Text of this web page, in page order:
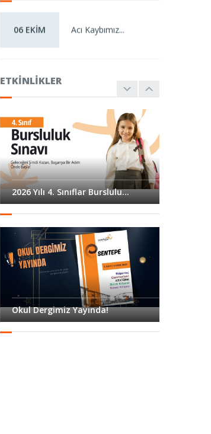
06 EKİM Acı Kaybımız...
spor bayramı...
09 EKİM
"AH ŞU
BÜYÜKLER" adlı
tiyatro oyunumuza
davetlisin...
12 EKİM
23 Nisan Ulusal
Egemenlik ve
Çocuk Bayramı
11 EKİM
Prof Dr. Doğan
CÜCELOĞLU ile
"Aile Üstüne Bir
Sohb...
17 EKİM
Çanakkale Zaferi
Anma
Programımıza
ETKINLIKLER
2026 4. SINIFLAR BURSLULUK SIN...
2026 Yılı 4. Sınıflar Burslulu...
Okul Dergimiz Yayında!